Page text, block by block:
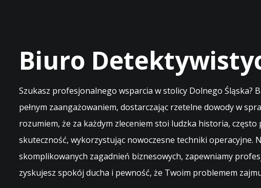
Biuro
Szukasz profesjonalnego wsparcia w stolicy Dolnego Śląska?
pełnym zaangażowaniem, dostarczając rzetelne dowody w
rozumiem, że za każdym zleceniem stoi ludzka historia,
skuteczność, wykorzystując nowoczesne techniki operacyjne.
skomplikowanych zagadnień biznesowych, zapewniamy
zyskujesz spokój ducha i pewność, że Twoim problemem